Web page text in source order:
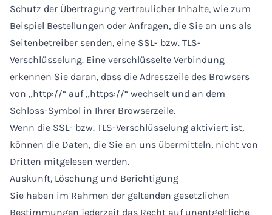
Schutz der Übertragung vertraulicher Inhalte, wie zum
Beispiel Bestellungen oder Anfragen, die Sie an uns als
Seitenbetreiber senden, eine SSL- bzw. TLS-
Verschlüsselung. Eine verschlüsselte Verbindung
erkennen Sie daran, dass die Adresszeile des Browsers
von „http://“ auf „https://“ wechselt und an dem
Schloss-Symbol in Ihrer Browserzeile.
Wenn die SSL- bzw. TLS-Verschlüsselung aktiviert ist,
können die Daten, die Sie an uns übermitteln, nicht von
Dritten mitgelesen werden.
Auskunft, Löschung und Berichtigung
Sie haben im Rahmen der geltenden gesetzlichen
Bestimmungen jederzeit das Recht auf unentgeltliche